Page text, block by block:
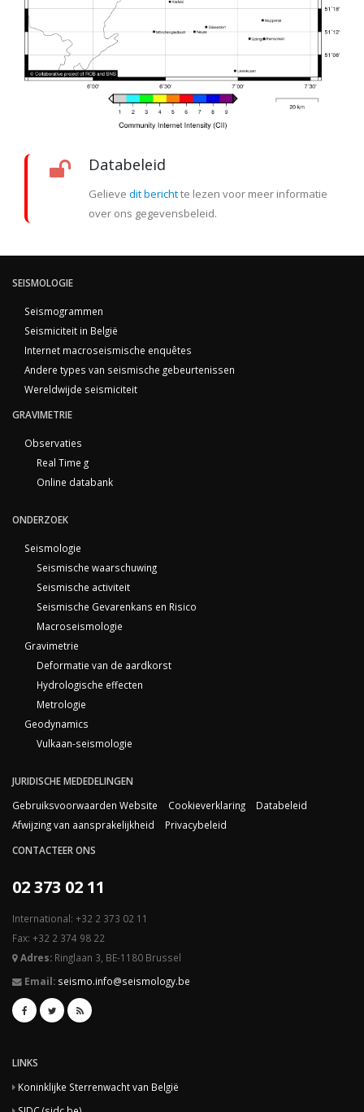
Databeleid
Gelieve dit berichtte lezen voor meer informatie
over ons gegevensbeleid.
SEISMOLOGIE
Seismogrammen
Seismiciteit in België
Internet macroseismische enquêtes
Andere types van seismische gebeurtenissen
Wereldwijde seismiciteit
GRAVIMETRIE
Observaties
Real Time g
Online databank
ONDERZOEK
Seismologie
Seismische waarschuwing
Seismische activiteit
Seismische Gevarenkans en Risico
Macroseismologie
Gravimetrie
Deformatie van de aardkorst
Hydrologische effecten
Metrologie
Geodynamics
Vulkaan-seismologie
JURIDISCHE MEDEDELINGEN
Gebruiksvoorwaarden Website
Cookieverklaring
Databeleid
Afwijzing van aansprakelijkheid
Privacybeleid
CONTACTEER ONS
02 373 02 11
International: +32 2 373 02 11
Fax: +32 2 374 98 22
Adres: Ringlaan 3, BE-1180 Brussel
Email: seismo.info@seismology.be
LINKS
Koninklijke Sterrenwacht van België